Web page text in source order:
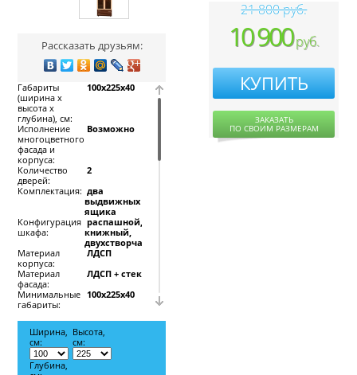
Рассказать друзьям:
Габариты
(ширина х
высота х
глубина), см:
100х225х40
Исполнение
многоцветного
фасада и
корпуса:
Возможно
Количество
дверей:
2
Комплектация: два
выдвижных
ящика
Конфигурация
шкафа:
распашной,
книжный,
двухстворчатый
Материал
корпуса:
ЛДСП
Материал
фасада:
ЛДСП + стекло
Минимальные
габариты:
100х225х40
выдвижных
ящиков:
Целевое
назначение:
Для гостиной,
Для спальни,
Ширина,
см:
Высота,
см:
Глубина,
21 800 руб.
10 900руб.
КУПИТЬ
ЗАКАЗАТЬ
ПО СВОИМ РАЗМЕРАМ